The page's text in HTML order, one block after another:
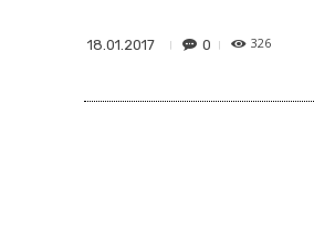
18.01.2017 0 326